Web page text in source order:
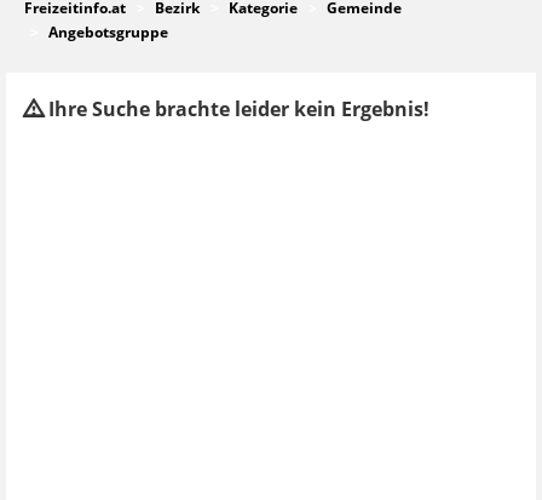
Freizeitinfo.at Bezirk Kategorie
Gemeinde
Angebotsgruppe
Ihre Suche brachte leider kein Ergebnis!